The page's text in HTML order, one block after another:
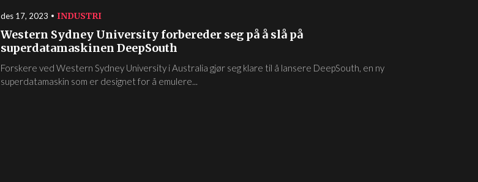
des 17, 2023 INDUSTRI
Western Sydney University forbereder seg på å slå på
superdatamaskinen DeepSouth
Forskere ved Western Sydney University i Australia gjør seg klare til å lansere DeepSouth, en ny
superdatamaskin som er designet for å emulere...